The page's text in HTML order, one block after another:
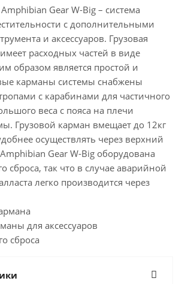
Gear W-Big – система
с дополнительными
и аксессуаров. Грузовая
расходных частей в виде
образом является простой и
карманы системы снабжены
с карабинами для частичного
веса с пояса на плечи
Грузовой карман вмещает до 12кг
осуществлять через верхний
Gear W-Big оборудована
сброса, так что в случае аварийной
легко производится через
для аксессуаров
сброса